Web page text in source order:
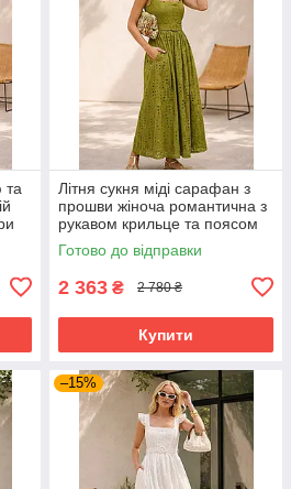
та
Літня сукня міді сарафан з
прошви жіноча романтична з
рукавом крильце та поясом
42-48 розміри оливкова
Готово до відправки
2 363 ₴ 2 780 ₴
Купити
–15%